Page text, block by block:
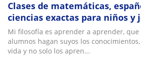
Clases de matemáticas,
ciencias exactas para niños y
Mi filosofía es aprender a aprender, que
alumnos hagan suyos los
vida y no solo los apren...